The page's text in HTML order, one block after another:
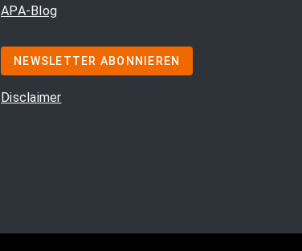
APA-Blog
NEWSLETTER ABONNIEREN
Disclaimer